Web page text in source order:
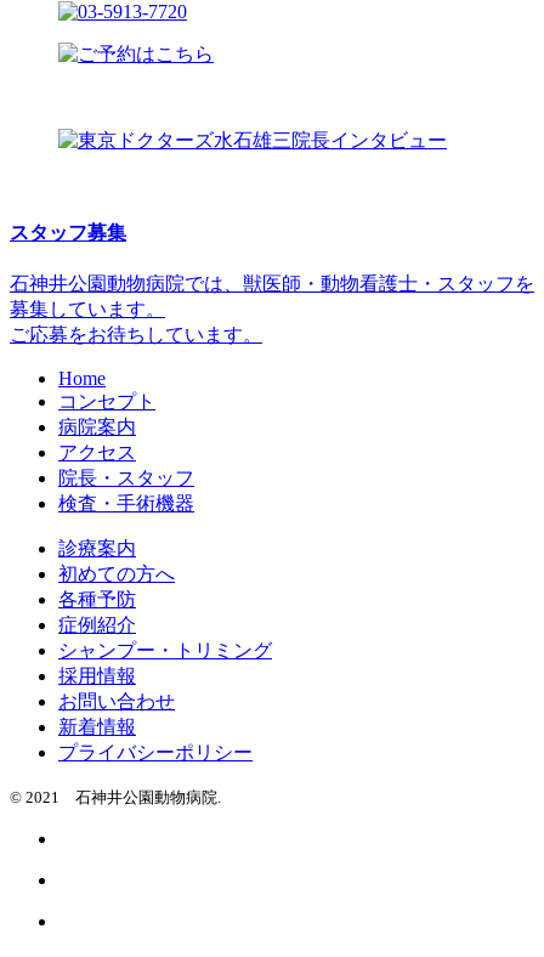
スタッフ募集
石神井公園動物病院では、獣医師・動物看護士・スタッフを
募集しています。
ご応募をお待ちしています。
Home
コンセプト
病院案内
アクセス
院長・スタッフ
検査・手術機器
診療案内
初めての方へ
各種予防
症例紹介
シャンプー・トリミング
採用情報
お問い合わせ
新着情報
プライバシーポリシー
© 2021 石神井公園動物病院.